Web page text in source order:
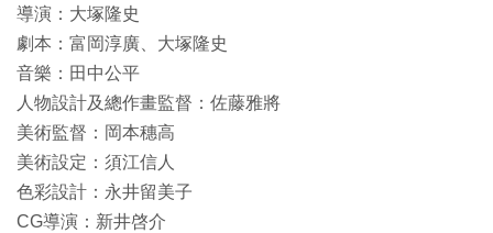
導演：大塚隆史
劇本：富岡淳廣、大塚隆史
音樂：田中公平
人物設計及總作畫監督：佐藤雅將
美術監督：岡本穗高
美術設定：須江信人
色彩設計：永井留美子
CG導演：新井啓介